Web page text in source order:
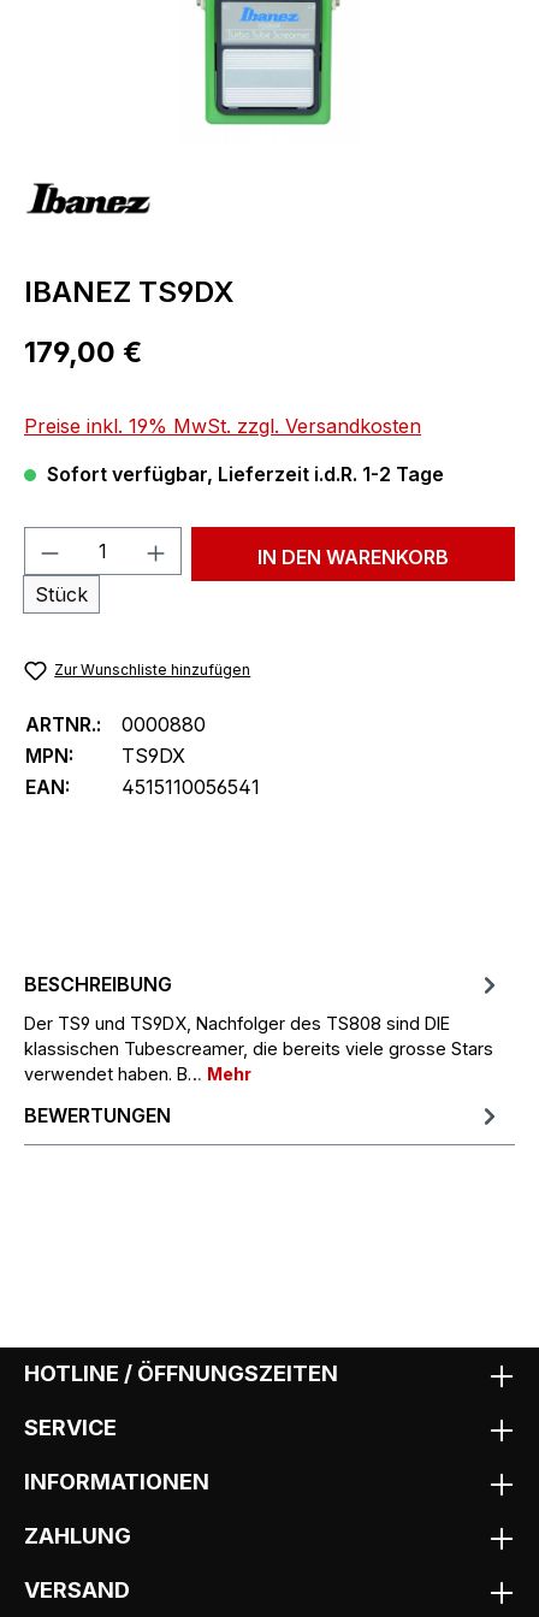
IBANEZ TS9DX
Regulärer Preis:
179,00 €
Preise inkl. 19% MwSt. zzgl. Versandkosten
Sofort verfügbar, Lieferzeit i.d.R. 1-2 Tage
Produkt Anzahl: Gib den
Stück
IN DEN WARENKORB
Zur Wunschliste hinzufügen
ARTNR.:
0000880
MPN:
TS9DX
EAN:
4515110056541
BESCHREIBUNG
Der TS9 und TS9DX, Nachfolger des TS808 sind DIE
klassischen Tubescreamer, die bereits viele grosse Stars
verwendet haben. B… Mehr
BEWERTUNGEN
HOTLINE / ÖFFNUNGSZEITEN
SERVICE
INFORMATIONEN
ZAHLUNG
VERSAND